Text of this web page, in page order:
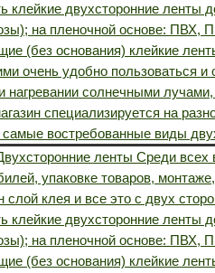
клейкие двухсторонние
на пленочной основе: ПВХ,
(без основания) клейкие
очень удобно пользоваться
солнечными
специализируется на
самые востребованные виды
ленты Среди всех
упаковке товаров,
слой клея и все это с двух
клейкие двухсторонние
на пленочной основе: ПВХ,
(без основания) клейкие